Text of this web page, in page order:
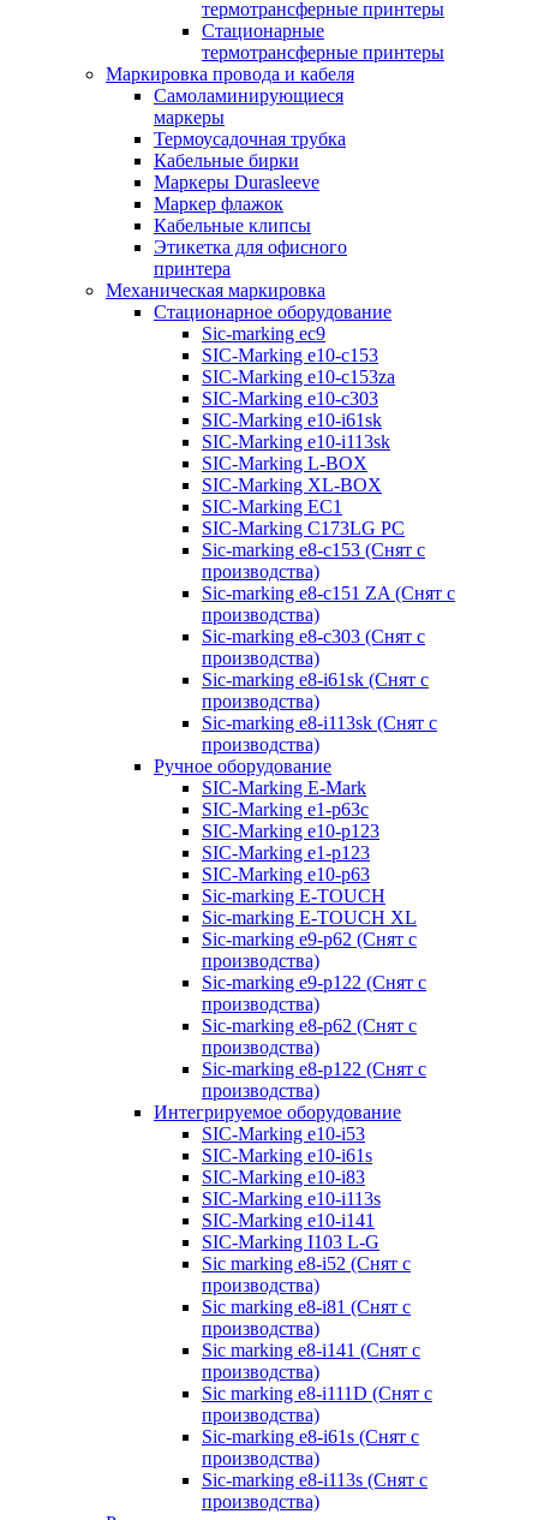
термотрансферные принтеры
Стационарные
термотрансферные принтеры
Маркировка провода и кабеля
Самоламинирующиеся
маркеры
Термоусадочная трубка
Кабельные бирки
Маркеры Durasleeve
Маркер флажок
Кабельные клипсы
Этикетка для офисного
принтера
Механическая маркировка
Стационарное оборудование
Sic-marking ec9
SIC-Marking e10-c153
SIC-Marking e10-c153za
SIC-Marking e10-c303
SIC-Marking e10-i61sk
SIC-Marking e10-i113sk
SIC-Marking L-BOX
SIC-Marking XL-BOX
SIC-Marking EC1
SIC-Marking C173LG PC
Sic-marking e8-c153 (Снят с
производства)
Sic-marking e8-c151 ZA (Снят с
производства)
Sic-marking e8-c303 (Снят с
производства)
Sic-marking e8-i61sk (Снят с
производства)
Sic-marking e8-i113sk (Снят с
производства)
Ручное оборудование
SIC-Marking E-Mark
SIC-Marking e1-p63с
SIC-Marking e10-p123
SIC-Marking e1-p123
SIC-Marking e10-p63
Sic-marking E-TOUCH
Sic-marking E-TOUCH XL
Sic-marking e9-p62 (Снят с
производства)
Sic-marking e9-p122 (Снят с
производства)
Sic-marking e8-p62 (Снят с
производства)
Sic-marking e8-p122 (Снят с
производства)
Интегрируемое оборудование
SIC-Marking e10-i53
SIC-Marking e10-i61s
SIC-Marking e10-i83
SIC-Marking e10-i113s
SIC-Marking e10-i141
SIC-Marking I103 L-G
Sic marking e8-i52 (Снят с
производства)
Sic marking e8-i81 (Снят с
производства)
Sic marking e8-i141 (Снят с
производства)
Sic marking e8-i111D (Снят с
производства)
Sic-marking e8-i61s (Снят с
производства)
Sic-marking e8-i113s (Снят с
производства)